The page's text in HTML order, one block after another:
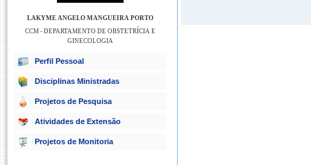
LAKYME ANGELO MANGUEIRA PORTO
CCM - DEPARTAMENTO DE OBSTETRÍCIA E
GINECOLOGIA
Perfil Pessoal
Disciplinas Ministradas
Projetos de Pesquisa
Atividades de Extensão
Projetos de Monitoria